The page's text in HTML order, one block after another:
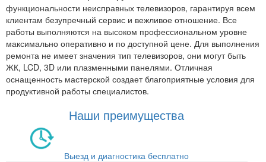
функциональности неисправных телевизоров, гарантируя всем
клиентам безупречный сервис и вежливое отношение. Все
работы выполняются на высоком профессиональном уровне
максимально оперативно и по доступной цене. Для выполнения
ремонта не имеет значения тип телевизоров, они могут быть
ЖК, LCD, 3D или плазменными панелями. Отличная
оснащенность мастерской создает благоприятные условия для
продуктивной работы специалистов.
Наши преимущества
Выезд и диагностика бесплатно